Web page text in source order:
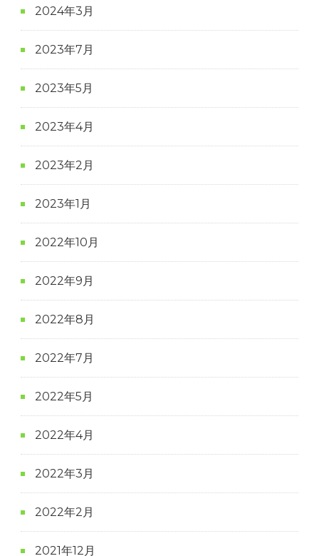
2024年3月
2023年7月
2023年5月
2023年4月
2023年2月
2023年1月
2022年10月
2022年9月
2022年8月
2022年7月
2022年5月
2022年4月
2022年3月
2022年2月
2021年12月